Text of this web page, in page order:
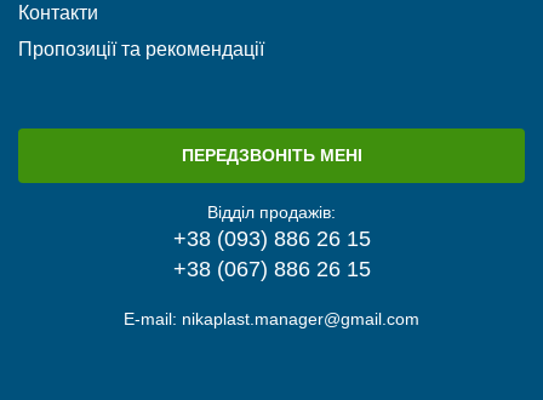
Контакти
Пропозиції та рекомендації
ПЕРЕДЗВОНІТЬ МЕНІ
Відділ продажів:
+38 (093) 886 26 15
+38 (067) 886 26 15
E-mail: nikaplast.manager@gmail.com